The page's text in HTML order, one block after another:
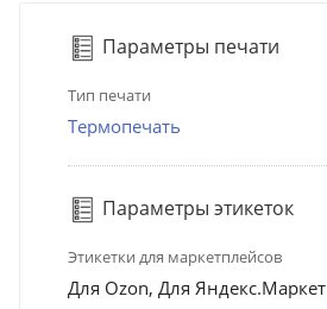
Параметры печати
Тип печати
Термопечать
Параметры этикеток
Этикетки для маркетплейсов
Для Ozon, Для Яндекс.Маркет